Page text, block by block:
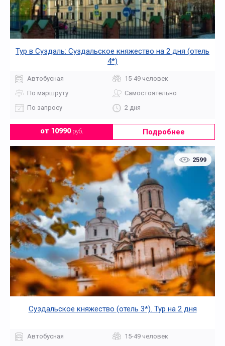
Тур в Суздаль: Суздальское княжество на 2 дня (отель
4*)
Автобусная
15-49 человек
По маршруту
Самостоятельно
По запросу
2 дня
от 10990руб. Подробнее
2599
Суздальское княжество (отель 3*). Тур на 2 дня
Автобусная
15-49 человек